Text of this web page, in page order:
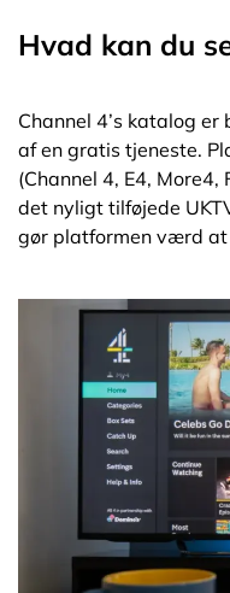
Hvad kan du
Channel 4’s katalog
af en gratis tjeneste.
(Channel 4, E4,
det nyligt tilføjede
gør platformen værd